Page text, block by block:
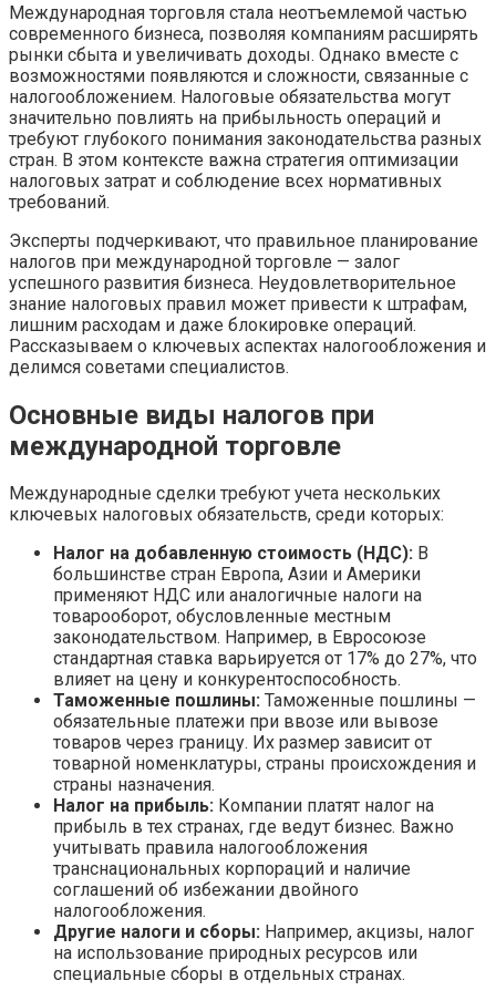
Международная торговля стала неотъемлемой частью
современного бизнеса, позволяя компаниям расширять
рынки сбыта и увеличивать доходы. Однако вместе с
возможностями появляются и сложности, связанные с
налогообложением. Налоговые обязательства могут
значительно повлиять на прибыльность операций и
требуют глубокого понимания законодательства разных
стран. В этом контексте важна стратегия оптимизации
налоговых затрат и соблюдение всех нормативных
требований.
Эксперты подчеркивают, что правильное планирование
налогов при международной торговле — залог
успешного развития бизнеса. Неудовлетворительное
знание налоговых правил может привести к штрафам,
лишним расходам и даже блокировке операций.
Рассказываем о ключевых аспектах налогообложения и
делимся советами специалистов.
Основные виды налогов при
международной торговле
Международные сделки требуют учета нескольких
ключевых налоговых обязательств, среди которых:
Налог на добавленную стоимость (НДС): В
большинстве стран Европа, Азии и Америки
применяют НДС или аналогичные налоги на
товарооборот, обусловленные местным
законодательством. Например, в Евросоюзе
стандартная ставка варьируется от 17% до 27%, что
влияет на цену и конкурентоспособность.
Таможенные пошлины: Таможенные пошлины —
обязательные платежи при ввозе или вывозе
товаров через границу. Их размер зависит от
товарной номенклатуры, страны происхождения и
страны назначения.
Налог на прибыль: Компании платят налог на
прибыль в тех странах, где ведут бизнес. Важно
учитывать правила налогообложения
транснациональных корпораций и наличие
соглашений об избежании двойного
налогообложения.
Другие налоги и сборы: Например, акцизы, налог
на использование природных ресурсов или
специальные сборы в отдельных странах.